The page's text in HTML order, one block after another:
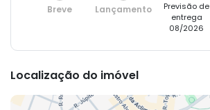
Breve Lançamento
Previsão de
entrega
08/2026
Localização do imóvel